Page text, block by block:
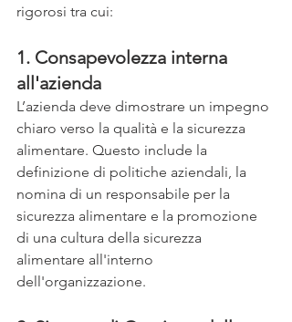
rigorosi tra cui:
1. Consapevolezza interna
all'azienda
L’azienda deve dimostrare un impegno
chiaro verso la qualità e la sicurezza
alimentare. Questo include la
definizione di politiche aziendali, la
nomina di un responsabile per la
sicurezza alimentare e la promozione
di una cultura della sicurezza
alimentare all'interno
dell'organizzazione.